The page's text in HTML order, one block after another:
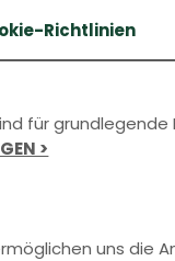
Richtlinien
für
>
uns die